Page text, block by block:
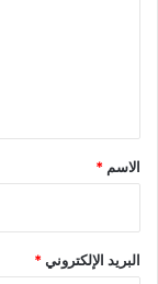
*
الاسم *
البريد الإلكتروني*